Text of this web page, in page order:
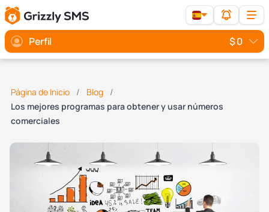
Perfil $ 0
Página de Inicio
Blog
Los mejores programas para obtener y usar números
comerciales